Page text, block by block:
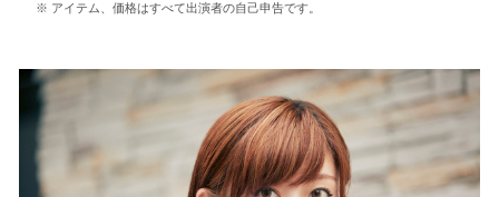
アイテム、価格はすべて出演者の自己申告です。